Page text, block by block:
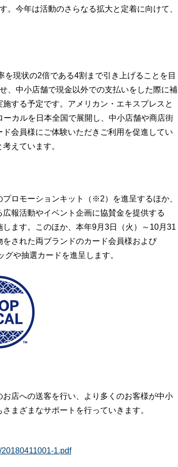
今年は活動のさらなる拡大と定着に向けて、
現状の2倍である4割まで引き上げることを目
、中小店舗で現金以外での支払いをした際に補
する予定です。アメリカン・エキスプレスと
カルを日本全国で展開し、中小店舗や商店街
会員様にご体験いただきご利用を促進してい
えています。
ロモーションキット（※2）を進呈するほか、
報活動やイベント企画に協賛金を提供する
ます。このほか、本年9月3日（火）～10月31
された両ブランドのカード会員様および
や抽選カードを進呈します。
店への送客を行い、より多くのお客様が中小
まざまなサポートを行っていきます。
1.pdf